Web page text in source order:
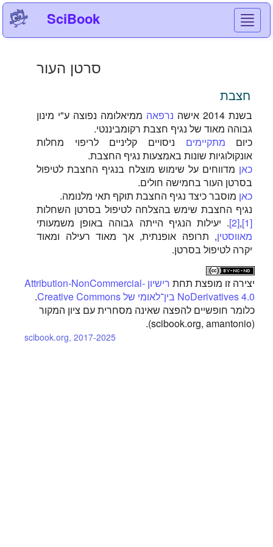
SciBook
סרטן העור
חצבת
בשנת 2014 אישה נרפאה ממיאלומה נפוצה ע"י מינון
גבוהה מאוד של נגיף חצבת רקומביננטי.
כיום מתקיימים ניסויים קליניים לריפוי מחלות
אונקולוגיות שונות באמצעות נגיף החצבת.
כאן מדווחים על שימוש מוצלח בנגיף החצבת לטיפול
בסרטן העור בחמישה חולים.
כאן מוסבר כיצד נגיף החצבת תוקף תאי מלנומה.
נגיף החצבת שימש בהצלחה לטיפול בסרטן השחלות
[1]
,
[2]
. יעילות הנגיף הייתה גבוהה באופן משמעותי
מאווסטין, תרופה אופנתית, אך מאוד רעילה ומאוד
יקרה לטיפול בסרטן.
יצירה זו מופצת תחת
רישיון Attribution-NonCommercial-
NoDerivatives 4.0 בין־לאומי של Creative Commons
.
כלומר חופשיים להפצה שאינה מסחרית עם ציון המקור
(scibook.org, amantonio).
scibook.org, 2017-2025